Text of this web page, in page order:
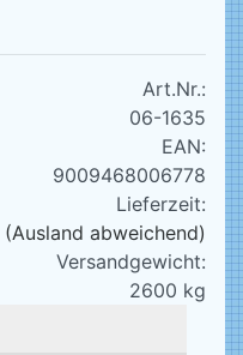
Art.Nr.:
06-1635
EAN:
9009468006778
Lieferzeit:
(Ausland abweichend)
Versandgewicht:
2600 kg